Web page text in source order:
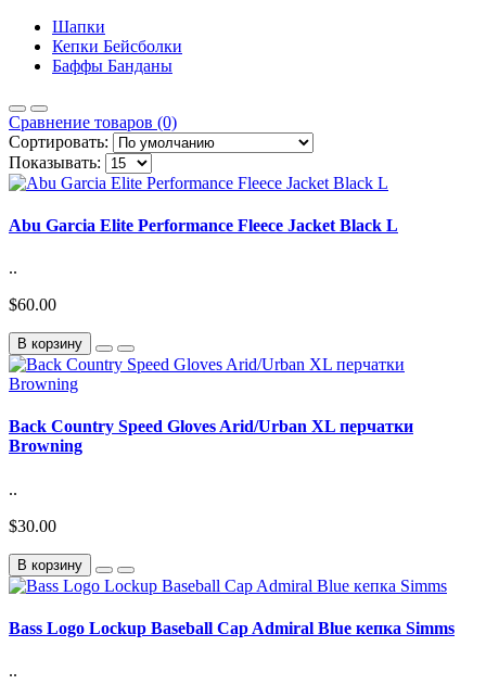
Шапки
Кепки Бейсболки
Баффы Банданы
Сравнение товаров (0)
Сортировать:
Показывать:
Abu Garcia Elite Performance Fleece Jacket Black L
..
$60.00
В корзину
Back Country Speed Gloves Arid/Urban XL перчатки
Browning
..
$30.00
В корзину
Bass Logo Lockup Baseball Cap Admiral Blue кепка Simms
..